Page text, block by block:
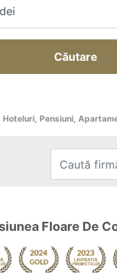
Căutare
Hoteluri, Pensiuni,
Floare De